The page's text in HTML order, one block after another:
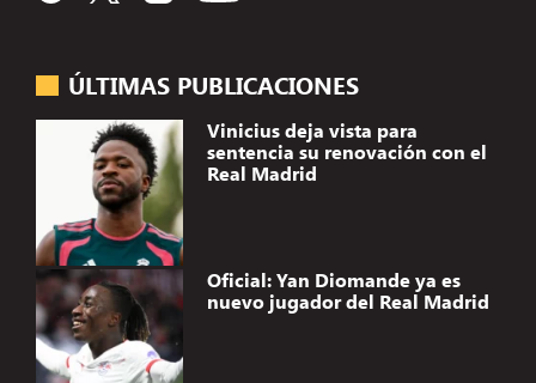
ÚLTIMAS PUBLICACIONES
Vinicius deja vista para
sentencia su renovación con el
Real Madrid
Oficial: Yan Diomande ya es
nuevo jugador del Real Madrid